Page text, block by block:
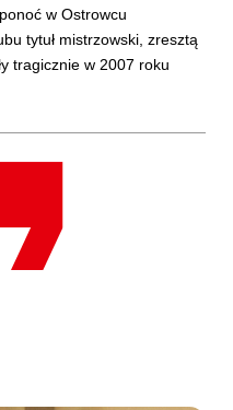
w Ostrowcu
tytuł mistrzowski, zresztą
tragicznie w 2007 roku